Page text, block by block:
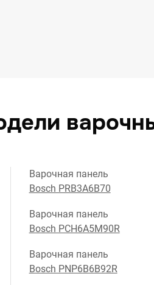
Варочная панель
Bosch PRB3A6B70
Варочная панель
Bosch PCH6A5M90R
Варочная панель
Bosch PNP6B6B92R